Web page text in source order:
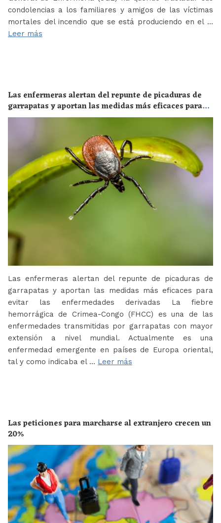
condolencias a los familiares y amigos de las víctimas
mortales del incendio que se está produciendo en el …
Leer más
Las enfermeras alertan del repunte de picaduras de
garrapatas y aportan las medidas más eficaces para
evitar las enfermedades derivadas
Las enfermeras alertan del repunte de picaduras de
garrapatas y aportan las medidas más eficaces para
evitar las enfermedades derivadas La fiebre
hemorrágica de Crimea-Congo (FHCC) es una de las
enfermedades transmitidas por garrapatas con mayor
extensión a nivel mundial. Actualmente es una
enfermedad emergente en países de Europa oriental,
tal y como indicaba el … Leer más
Las peticiones para marcharse al extranjero crecen un
20%